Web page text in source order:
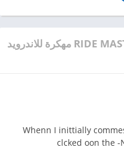
10 تعليقات على "تحميل لعبة RIDE MASTER مهكرة للاندرويد
Whenn I inittially
clcked oon the